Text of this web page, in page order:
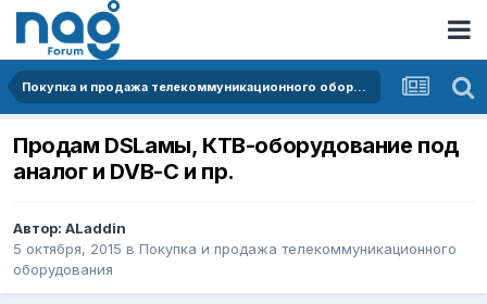
Покупка и продажа телекоммуникационного оборудования
Продам DSLамы, КТВ-оборудование под
аналог и DVB-C и пр.
Автор: ALaddin
5 октября, 2015 в Покупка и продажа телекоммуникационного
оборудования